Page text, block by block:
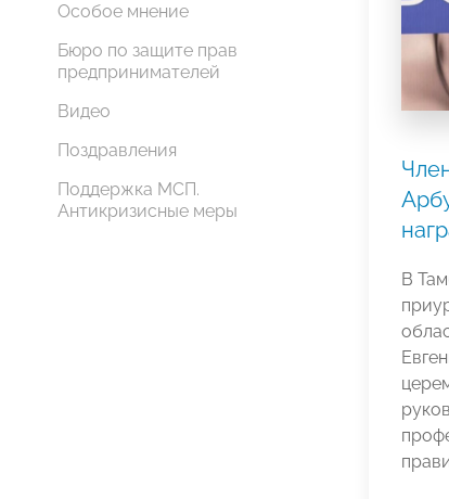
Особое мнение
Бюро по защите прав
предпринимателей
Видео
Поздравления
Поддержка МСП.
Антикризисные меры
В